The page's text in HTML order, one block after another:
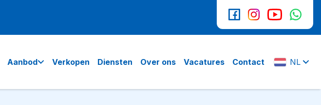
Aanbod Verkopen Diensten Over ons Vacatures Contact NL